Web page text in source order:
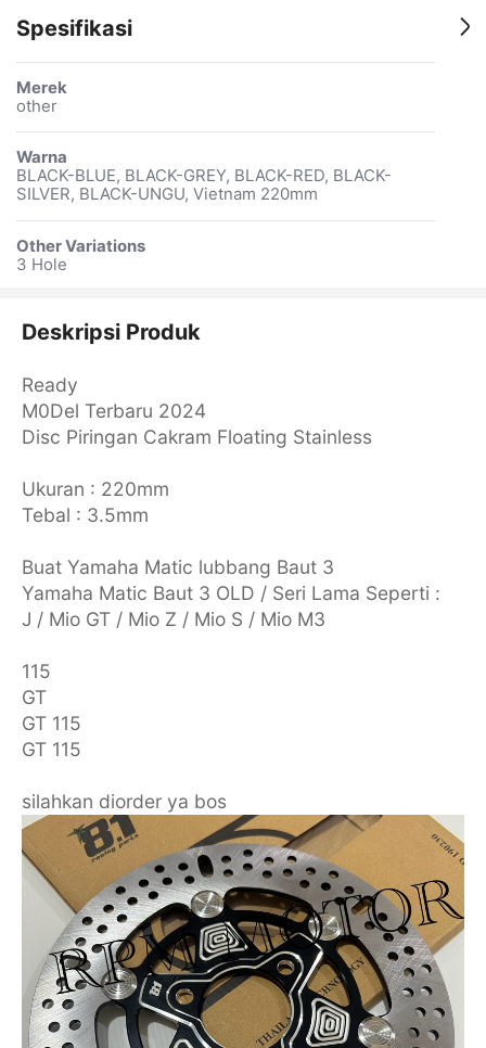
Spesifikasi
Merek
other
Warna
BLACK-BLUE, BLACK-GREY, BLACK-RED, BLACK-
SILVER, BLACK-UNGU, Vietnam 220mm
Other Variations
3 Hole
Deskripsi Produk
Ready
M0Del Terbaru 2024
Disc Piringan Cakram Floating Stainless
Ukuran : 220mm
Tebal : 3.5mm
Buat Yamaha Matic lubbang Baut 3
Yamaha Matic Baut 3 OLD / Seri Lama Seperti :
J / Mio GT / Mio Z / Mio S / Mio M3
115
GT
GT 115
GT 115
silahkan diorder ya bos